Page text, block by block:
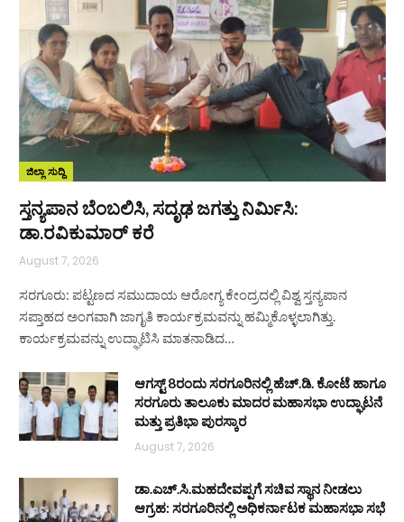
ಜಿಲ್ಲಾ ಸುದ್ದಿ
ಸ್ತನ್ಯಪಾನ ಬೆಂಬಲಿಸಿ, ಸದೃಢ ಜಗತ್ತು ನಿರ್ಮಿಸಿ:
ಡಾ.ರವಿಕುಮಾರ್ ಕರೆ
August 7, 2026
ಸರಗೂರು: ಪಟ್ಟಣದ ಸಮುದಾಯ ಆರೋಗ್ಯ ಕೇಂದ್ರದಲ್ಲಿ ವಿಶ್ವ ಸ್ತನ್ಯಪಾನ
ಸಪ್ತಾಹದ ಅಂಗವಾಗಿ ಜಾಗೃತಿ ಕಾರ್ಯಕ್ರಮವನ್ನು ಹಮ್ಮಿಕೊಳ್ಳಲಾಗಿತ್ತು.
ಕಾರ್ಯಕ್ರಮವನ್ನು ಉದ್ಘಾಟಿಸಿ ಮಾತನಾಡಿದ…
ಆಗಸ್ಟ್ 8ರಂದು ಸರಗೂರಿನಲ್ಲಿ ಹೆಚ್.ಡಿ. ಕೋಟೆ ಹಾಗೂ
ಸರಗೂರು ತಾಲೂಕು ಮಾದರ ಮಹಾಸಭಾ ಉದ್ಘಾಟನೆ
ಮತ್ತು ಪ್ರತಿಭಾ ಪುರಸ್ಕಾರ
August 7, 2026
ಡಾ.ಎಚ್.ಸಿ.ಮಹದೇವಪ್ಪಗೆ ಸಚಿವ ಸ್ಥಾನ ನೀಡಲು
ಆಗ್ರಹ: ಸರಗೂರಿನಲ್ಲಿ ಅಧಿಕರ್ನಾಟಕ ಮಹಾಸಭಾ ಸಭೆ